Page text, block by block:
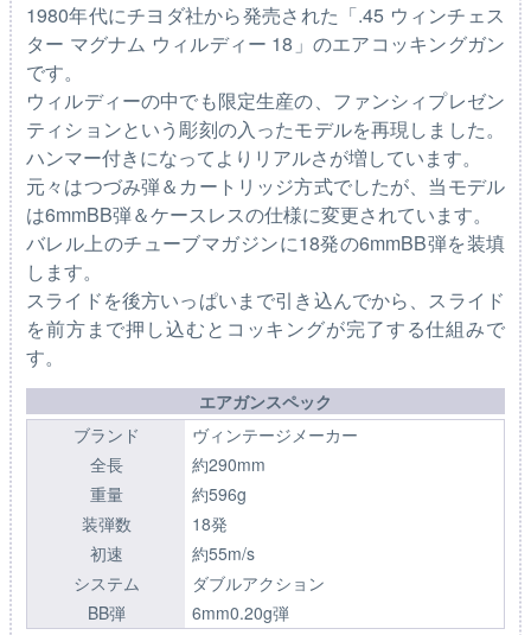
1980年代にチヨダ社から発売された「.45 ウィンチェス
ター マグナム ウィルディー 18」のエアコッキングガン
です。
ウィルディーの中でも限定生産の、ファンシィプレゼン
ティションという彫刻の入ったモデルを再現しました。
ハンマー付きになってよりリアルさが増しています。
元々はつづみ弾＆カートリッジ方式でしたが、当モデル
は6mmBB弾＆ケースレスの仕様に変更されています。
バレル上のチューブマガジンに18発の6mmBB弾を装填
します。
スライドを後方いっぱいまで引き込んでから、スライド
を前方まで押し込むとコッキングが完了する仕組みで
す。
エアガンスペック
ブランド
ヴィンテージメーカー
全長
約290mm
重量
約596g
装弾数
18発
初速
約55m/s
システム
ダブルアクション
BB弾
6mm0.20g弾